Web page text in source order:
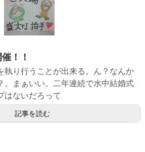
！！
執り行うことが出来る。ん？なんか
。まぁいい。二年連続で水中結婚式
はないだろって
記事を読む